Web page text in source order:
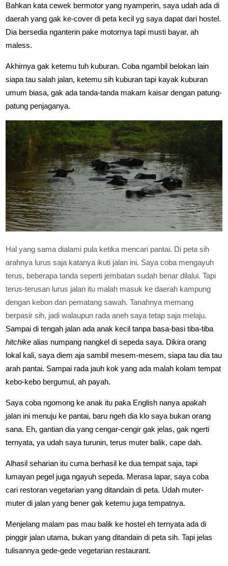
Bahkan kata cewek bermotor yang nyamperin, saya udah ada di
daerah yang gak ke-cover di peta kecil yg saya dapat dari hostel.
Dia bersedia nganterin pake motornya tapi musti bayar, ah
maless.
Akhirnya gak ketemu tuh kuburan. Coba ngambil belokan lain
siapa tau salah jalan, ketemu sih kuburan tapi kayak kuburan
umum biasa, gak ada tanda-tanda makam kaisar dengan patung-
patung penjaganya.
Hal yang sama dialami pula ketika mencari pantai. Di peta sih
arahnya lurus saja katanya ikuti jalan ini. Saya coba mengayuh
terus, beberapa tanda seperti jembatan sudah benar dilalui. Tapi
terus-terusan lurus jalan itu malah masuk ke daerah kampung
dengan kebon dan pematang sawah. Tanahnya memang
berpasir sih, jadi walaupun rada aneh saya tetap saja melaju.
Sampai di tengah jalan ada anak kecil tanpa basa-basi tiba-tiba
hitchike alias numpang nangkel di sepeda saya. Dikira orang
lokal kali, saya diem aja sambil mesem-mesem, siapa tau dia tau
arah pantai. Sampai rada jauh kok yang ada malah kolam tempat
kebo-kebo bergumul, ah payah.
Saya coba ngomong ke anak itu paka English nanya apakah
jalan ini menuju ke pantai, baru ngeh dia klo saya bukan orang
sana. Eh, gantian dia yang cengar-cengir gak jelas, gak ngerti
ternyata, ya udah saya turunin, terus muter balik, cape dah.
Alhasil seharian itu cuma berhasil ke dua tempat saja, tapi
lumayan pegel juga ngayuh sepeda. Merasa lapar, saya coba
cari restoran vegetarian yang ditandain di peta. Udah muter-
muter di jalan yang bener gak ketemu juga tempatnya.
Menjelang malam pas mau balik ke hostel eh ternyata ada di
pinggir jalan utama, bukan yang ditandain di peta sih. Tapi jelas
tulisannya gede-gede vegetarian restaurant.